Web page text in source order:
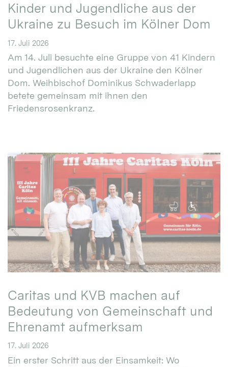
Kinder und Jugendliche aus der
Ukraine zu Besuch im Kölner Dom
17. Juli 2026
Am 14. Juli besuchte eine Gruppe von 41 Kindern
und Jugendlichen aus der Ukraine den Kölner
Dom. Weihbischof Dominikus Schwaderlapp
betete gemeinsam mit ihnen den
Friedensrosenkranz.
Caritas und KVB machen auf
Bedeutung von Gemeinschaft und
Ehrenamt aufmerksam
17. Juli 2026
Ein erster Schritt aus der Einsamkeit: Wo